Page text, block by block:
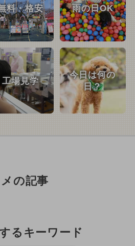
料・格安 雨の日OK
工場見学
今日は何の
日？
の記事
るキーワード